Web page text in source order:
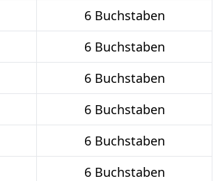
6 Buchstaben
6 Buchstaben
6 Buchstaben
6 Buchstaben
6 Buchstaben
6 Buchstaben